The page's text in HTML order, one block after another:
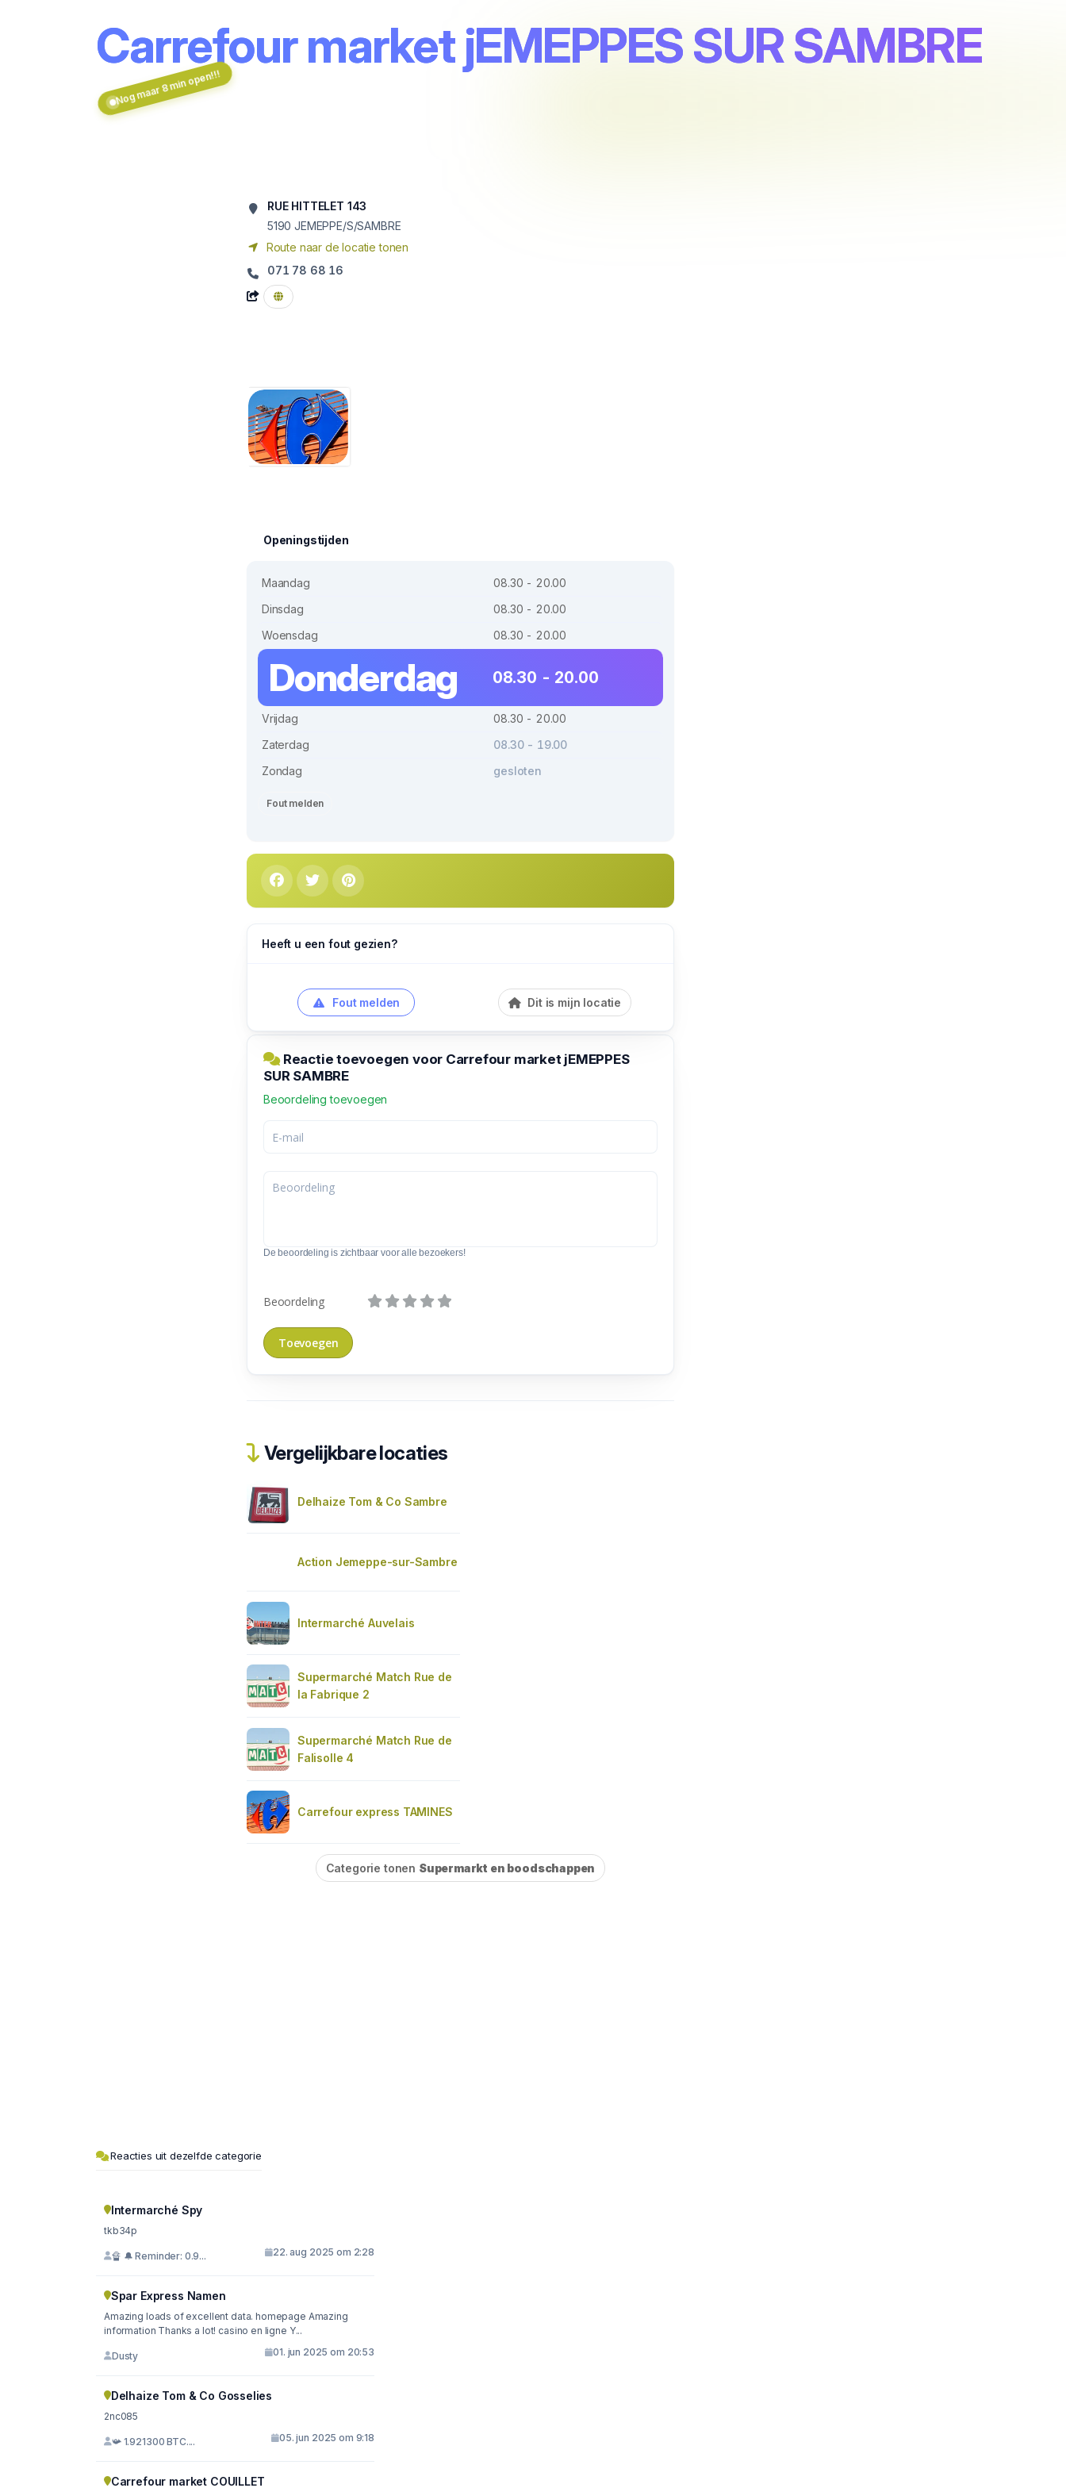
Carrefour market jEMEPPES SUR SAMBRE
Nog maar 8 min open!!!
RUE HITTELET 143
5190 JEMEPPE/S/SAMBRE
Route naar de locatie tonen
071 78 68 16
Openingstijden
Maandag
08.30 - 20.00
Dinsdag
08.30 - 20.00
Woensdag
08.30 - 20.00
Donderdag 08.30 - 20.00
Vrijdag
08.30 - 20.00
Zaterdag
08.30 - 19.00
Zondag
gesloten
Fout melden
Heeft u een fout gezien?
Fout melden Dit is mijn locatie
Reactie toevoegen voor Carrefour market jEMEPPES
SUR SAMBRE
Beoordeling toevoegen
De beoordeling is zichtbaar voor alle bezoekers!
Beoordeling
Vergelijkbare locaties
Delhaize Tom & Co Sambre
Action Jemeppe-sur-Sambre
Intermarché Auvelais
Supermarché Match Rue de
la Fabrique 2
Supermarché Match Rue de
Falisolle 4
Carrefour express TAMINES
Categorie tonen Supermarkt en boodschappen
Reacties uit dezelfde categorie
Intermarché Spy
tkb34p
🔏 🔔 Reminder: 0.9... 22. aug 2025 om 2:28
Spar Express Namen
Amazing loads of excellent data. homepage Amazing
information Thanks a lot! casino en ligne Y...
Dusty 01. jun 2025 om 20:53
Delhaize Tom & Co Gosselies
2nc085
📯 1.921300 BTC.... 05. jun 2025 om 9:18
Carrefour market COUILLET